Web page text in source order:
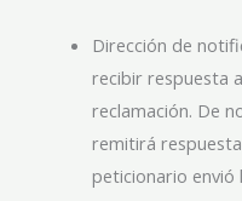
Dirección de
recibir respuesta
reclamación. De
remitirá
peticionario envió